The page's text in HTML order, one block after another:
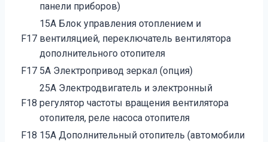
панели приборов)
F17
15А Блок управления отоплением и
вентиляцией, переключатель вентилятора
дополнительного отопителя
F17 5А Электропривод зеркал (опция)
F18
25А Электродвигатель и электронный
регулятор частоты вращения вентилятора
отопителя, реле насоса отопителя
F18 15А Дополнительный отопитель (автомобили